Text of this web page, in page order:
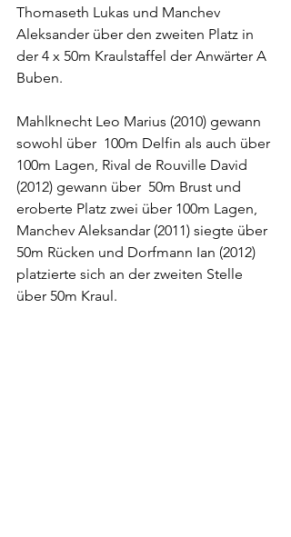
Thomaseth Lukas und Manchev
Aleksander über den zweiten Platz in
der 4 x 50m Kraulstaffel der Anwärter A
Buben.
Mahlknecht Leo Marius (2010) gewann
sowohl über  100m Delfin als auch über
100m Lagen, Rival de Rouville David
(2012) gewann über  50m Brust und
eroberte Platz zwei über 100m Lagen,
Manchev Aleksandar (2011) siegte über
50m Rücken und Dorfmann Ian (2012)
platzierte sich an der zweiten Stelle
über 50m Kraul.